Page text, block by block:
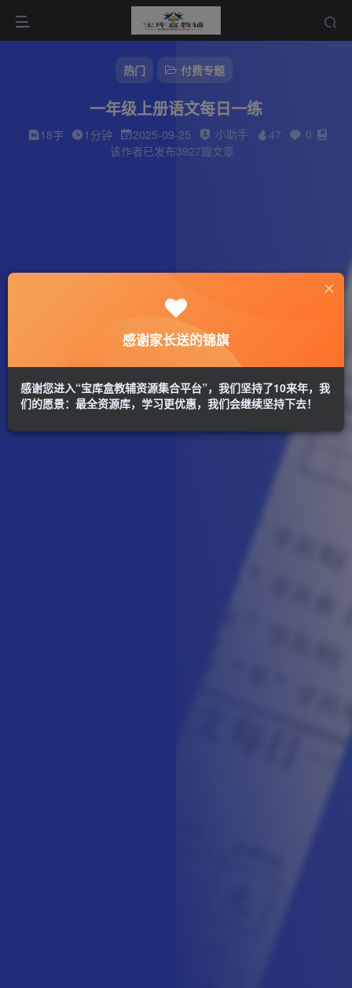
热门 付费专题
一年级上册语文每日一练
18字 1分钟 2025-09-25 小助手 47
0
该作者已发布3927篇文章
感谢家长送的锦旗
感谢您进入“宝库盒教辅资源集合平台”，我们坚持了10来年，我
们的愿景：最全资源库，学习更优惠，我们会继续坚持下去！